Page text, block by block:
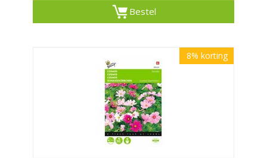
Bestel
8% korting